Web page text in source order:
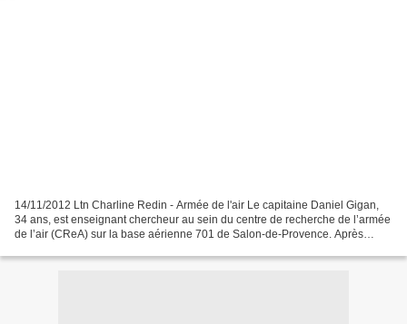
14/11/2012 Ltn Charline Redin - Armée de l'air Le capitaine Daniel Gigan,
34 ans, est enseignant chercheur au sein du centre de recherche de l’armée
de l’air (CReA) sur la base aérienne 701 de Salon-de-Provence. Après